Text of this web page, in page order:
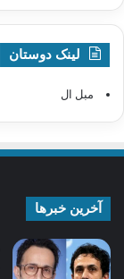
لینک دوستان
مبل ال
آخرین خبرها